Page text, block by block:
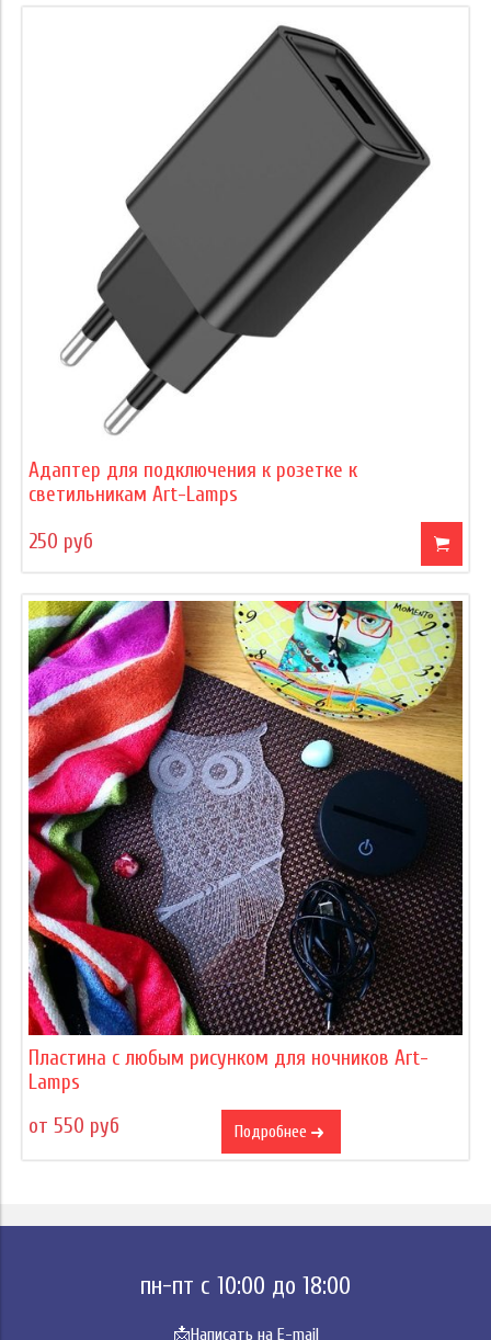
Адаптер для подключения к розетке к
светильникам Art-Lamps
250 руб
Пластина с любым рисунком для ночников Art-
Lamps
от 550 руб
Подробнее
пн-пт с 10:00 до 18:00
📩Написать на E-mail